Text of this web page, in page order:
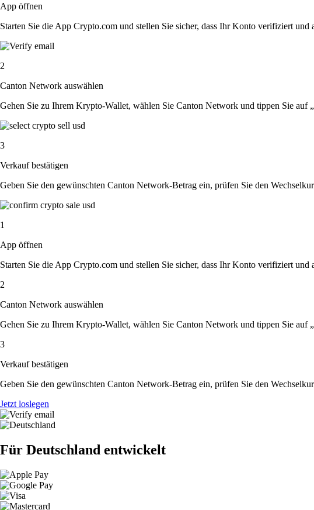
App öffnen
Starten Sie die App Crypto.com und stellen Sie sicher, dass Ihr Konto verifiziert und
2
Canton Network auswählen
Gehen Sie zu Ihrem Krypto-Wallet, wählen Sie Canton Network und tippen Sie auf
3
Verkauf bestätigen
Geben Sie den gewünschten Canton Network-Betrag ein, prüfen Sie den
1
App öffnen
Starten Sie die App Crypto.com und stellen Sie sicher, dass Ihr Konto verifiziert und
2
Canton Network auswählen
Gehen Sie zu Ihrem Krypto-Wallet, wählen Sie Canton Network und tippen Sie auf
3
Verkauf bestätigen
Geben Sie den gewünschten Canton Network-Betrag ein, prüfen Sie den
Jetzt loslegen
Für Deutschland entwickelt